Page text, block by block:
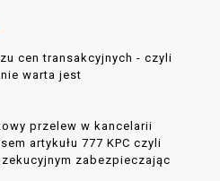
cen transakcyjnych - czyli
warta jest
przelew w kancelarii
artykułu 777 KPC czyli
zabezpieczając